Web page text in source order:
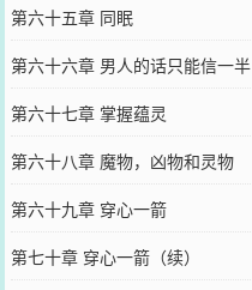
第六十五章 同眠
第六十六章 男人的话只能信一半
第六十七章 掌握蕴灵
第六十八章 魔物，凶物和灵物
第六十九章 穿心一箭
第七十章 穿心一箭（续）